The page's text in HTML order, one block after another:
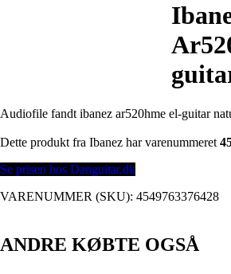
Audiofile fandt ibanez ar520hme el-guitar
Dette produkt fra Ibanez har varenummeret
Se prisen hos Danguitar.dk
VARENUMMER (SKU): 4549763376428
ANDRE KØBTE OGSÅ